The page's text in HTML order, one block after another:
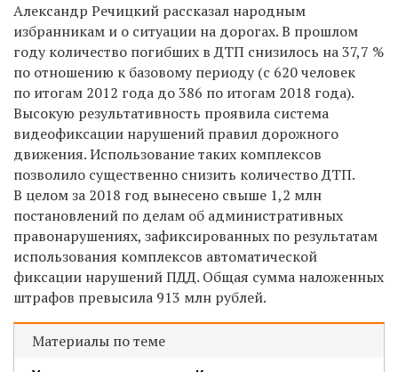
Александр Речицкий рассказал народным
избранникам и о ситуации на дорогах. В прошлом
году количество погибших в ДТП снизилось на 37,7 %
по отношению к базовому периоду (с 620 человек
по итогам 2012 года до 386 по итогам 2018 года).
Высокую результативность проявила система
видеофиксации нарушений правил дорожного
движения. Использование таких комплексов
позволило существенно снизить количество ДТП.
В целом за 2018 год вынесено свыше 1,2 млн
постановлений по делам об административных
правонарушениях, зафиксированных по результатам
использования комплексов автоматической
фиксации нарушений ПДД. Общая сумма наложенных
штрафов превысила 913 млн рублей.
Материалы по теме